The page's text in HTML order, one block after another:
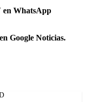
en WhatsApp
Google Noticias.